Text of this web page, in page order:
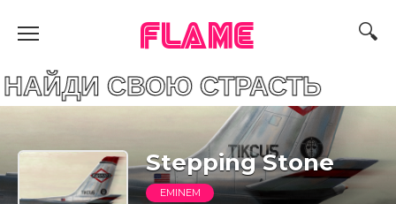
FLAME
СВОЮ СТРАСТЬ
Stepping Stone
EMINEM